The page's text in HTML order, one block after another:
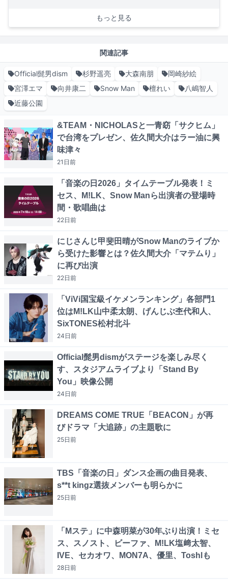
もっと見る
関連記事
Official髭男dism 杉野遥亮 大森南朋
岡崎紗絵
宮澤エマ
向井康二 Snow Man 檀れい
八嶋智人
近藤公園
&TEAM・NICHOLASと一青窈「サクヒム」
で台湾をプレゼン、佐久間大介はラー油に興
味津々
21日前
「音楽の日2026」タイムテーブル発表！ミ
セス、M!LK、Snow Manら出演者の登場時
間・歌唱曲は
22日前
にじさんじ甲斐田晴がSnow Manのライブか
ら受けた影響とは？佐久間大介「マテムり」
に再び出演
22日前
「ViVi国宝級イケメンランキング」各部門1
位はM!LK山中柔太朗、げんじぶ杢代和人、
SixTONES松村北斗
24日前
Official髭男dismがステージを楽しみ尽く
す、スタジアムライブより「Stand By
You」映像公開
24日前
DREAMS COME TRUE「BEACON」が再
びドラマ「大追跡」の主題歌に
25日前
TBS「音楽の日」ダンス企画の曲目発表、
s**t kingz選抜メンバーも明らかに
25日前
「Mステ」に中森明菜が30年ぶり出演！ミセ
ス、スノスト、ビーファ、M!LK塩﨑太智、
IVE、セカオワ、MON7A、優里、Toshlも
28日前